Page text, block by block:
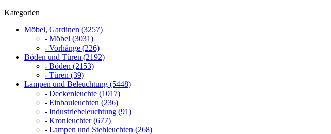
Kategorien
Möbel, Gardinen (3257)
- Möbel (3031)
- Vorhänge (226)
Böden und Türen (2192)
- Böden (2153)
- Türen (39)
Lampen und Beleuchtung (5448)
- Deckenleuchte (1017)
- Einbauleuchten (236)
- Industriebeleuchtung (91)
- Kronleuchter (677)
- Lampen und Stehleuchten (268)